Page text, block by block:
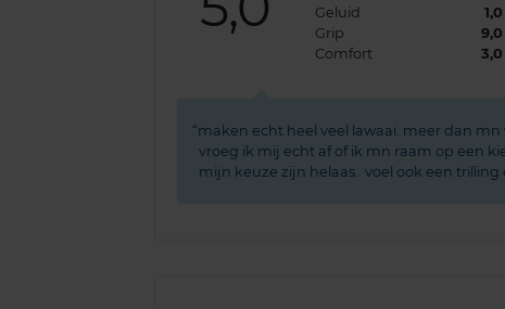
Geluid
1,0
Grip
9,0
Comfort
3,0
maken echt heel veel lawaai. meer dan
vroeg ik mij echt af of ik mn raam op een
mijn keuze zijn helaas.. voel ook een trilling